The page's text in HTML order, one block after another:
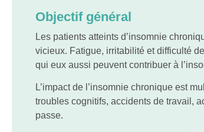
Objectif général
Les patients atteints d’insomnie
vicieux. Fatigue, irritabilité et difficulté
qui eux aussi peuvent contribuer à
L’impact de l’insomnie chronique est
troubles cognitifs, accidents de travail,
passe.